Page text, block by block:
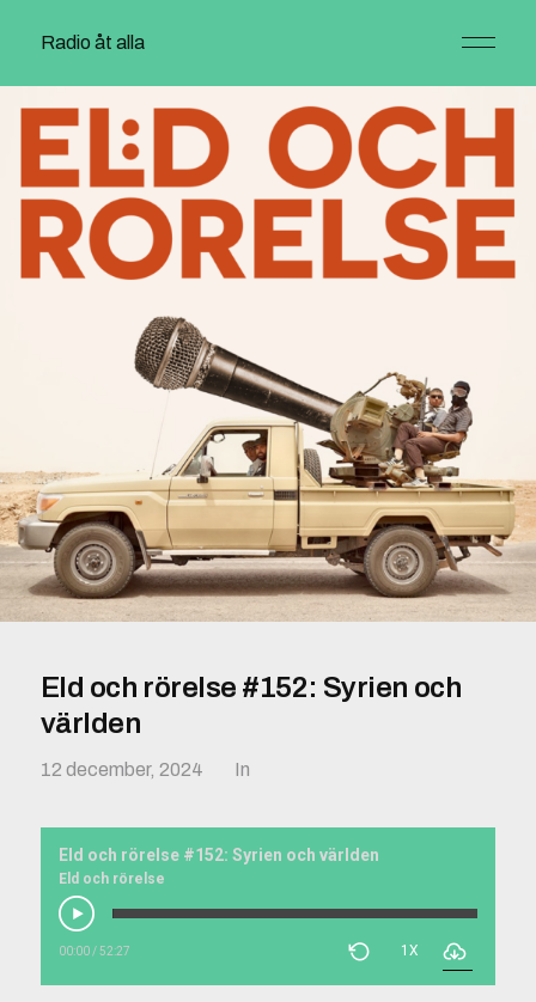
Radio åt alla
Eld och rörelse #152: Syrien och
världen
12 december, 2024 In
Eld och rörelse #152: Syrien och världen
Eld och rörelse
00:00/52:27 1X